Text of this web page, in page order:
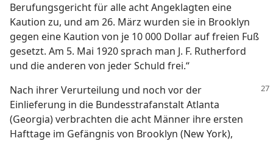
Berufungsgericht für alle acht Angeklagten eine
Kaution zu, und am 26. März wurden sie in Brooklyn
gegen eine Kaution von je 10 000 Dollar auf freien Fuß
gesetzt. Am 5. Mai 1920 sprach man J. F. Rutherford
und die anderen von jeder Schuld frei.“
Nach ihrer Verurteilung und noch vor der
Einlieferung in die Bundesstrafanstalt Atlanta
(Georgia) verbrachten die acht Männer ihre ersten
Hafttage im Gefängnis von Brooklyn (New York),